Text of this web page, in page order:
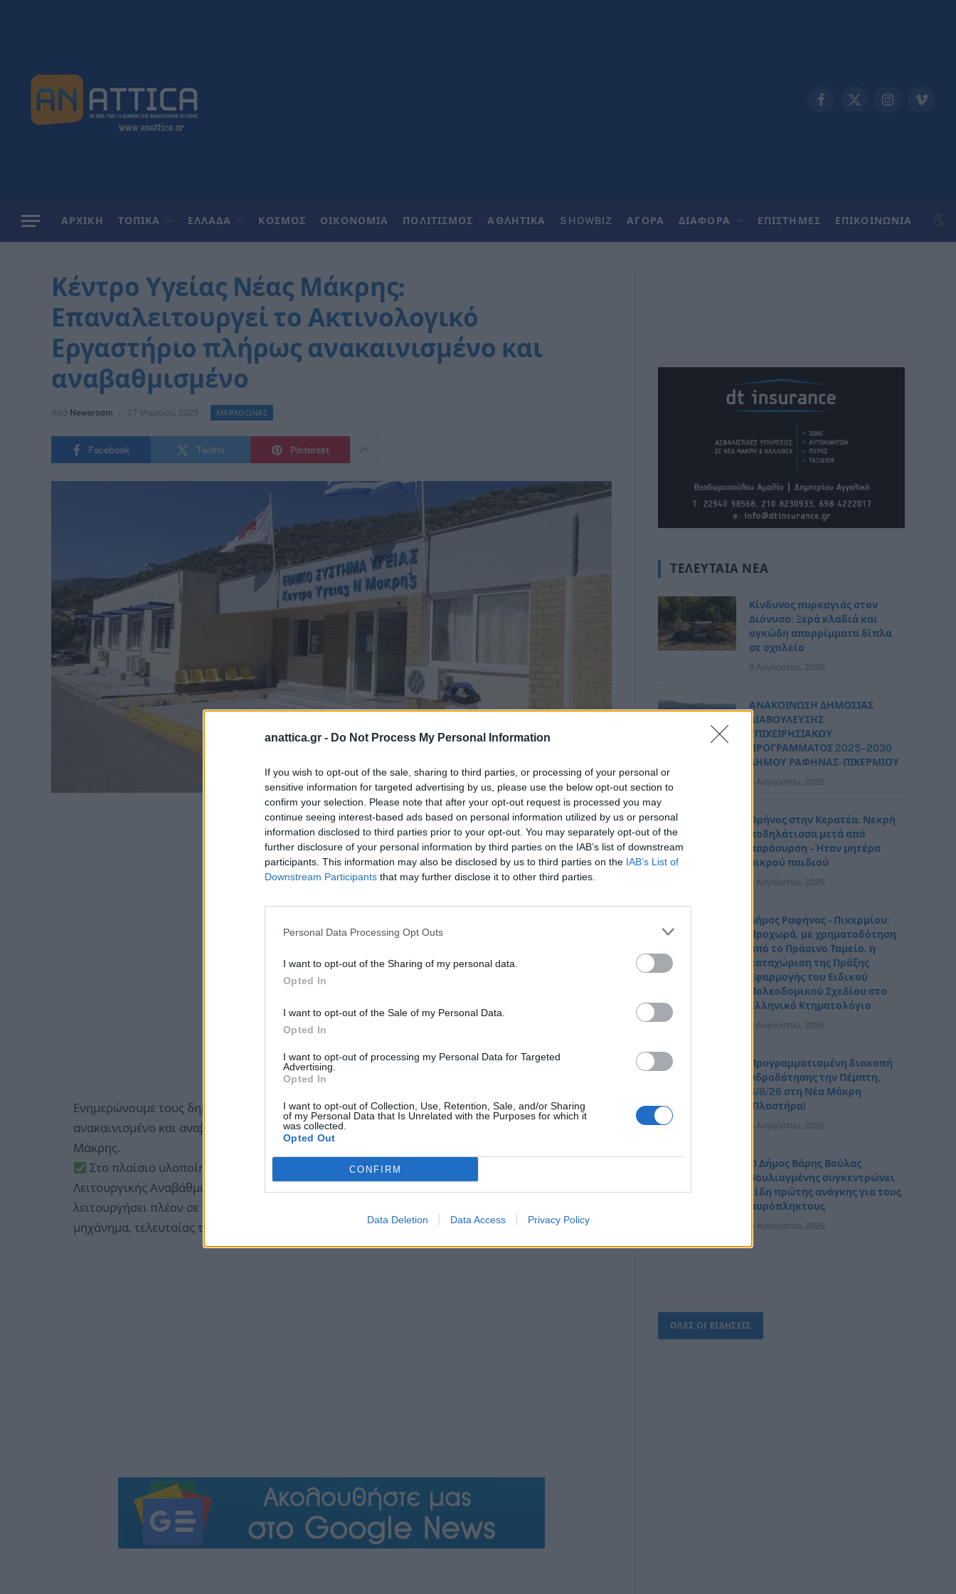
anattica.gr - Do Not Process My Personal Information
If you wish to opt-out of the sale, sharing to third parties, or processing of your personal or
sensitive information for targeted advertising by us, please use the below opt-out section to
confirm your selection. Please note that after your opt-out request is processed you may
continue seeing interest-based ads based on personal information utilized by us or personal
information disclosed to third parties prior to your opt-out. You may separately opt-out of the
further disclosure of your personal information by third parties on the IAB’s list of downstream
participants. This information may also be disclosed by us to third parties on the IAB’s List of
Downstream Participants that may further disclose it to other third parties.
Personal Data Processing Opt Outs
I want to opt-out of the Sharing of my personal data.
Opted In
I want to opt-out of the Sale of my Personal Data.
Opted In
I want to opt-out of processing my Personal Data for Targeted
Advertising.
Opted In
I want to opt-out of Collection, Use, Retention, Sale, and/or Sharing
of my Personal Data that Is Unrelated with the Purposes for which it
was collected.
Opted Out
CONFIRM
Data Deletion Data Access Privacy Policy
Facebook
X
InstagramVimeo
ΑΡΧΙΚΗ ΤΟΠΙΚΑ ΕΛΛΑΔΑ ΚΟΣΜΟΣ ΟΙΚΟΝΟΜΙΑ ΠΟΛΙΤΙΣΜΟΣ ΑΘΛΗΤΙΚΑ SHOWBIZ ΑΓΟΡΑ ΔΙΑΦΟΡΑ ΕΠΙΣΤΗΜΕΣ ΕΠΙΚΟΙΝΩΝΊΑ
Κέντρο Υγείας Νέας Μάκρης:
Επαναλειτουργεί το Ακτινολογικό
Εργαστήριο πλήρως ανακαινισμένο και
αναβαθμισμένο
Από Newsroom 27 Μαρτίου, 2025 ΜΑΡΑΘΩΝΑΣ
Facebook Twitter Pinterest
Ενημερώνουμε τους δημότες, ότι από 1ης Απριλίου 2025, επαναλειτουργεί, πλήρως
ανακαινισμένο και αναβαθμισμένο, το Ακτινολογικό Εργαστήριο του Κέντρου Υγείας Νέας
Μάκρης.
Στο πλαίσιο υλοποίησης και ολοκλήρωσης της 1ης φάσης της Ενεργειακής και
Λειτουργικής Αναβάθμισης και Ανακαίνισης του Κέντρου Υγείας, το εργαστήριο θα
λειτουργήσει πλέον σε νέο χώρο, και εξοπλισμένο με σύγχρονο ψηφιακό ακτινολογικό
μηχάνημα, τελευταίας τεχνολογίας.
ΤΕΛΕΥΤΑΊΑ ΝΈΑ
Κίνδυνος πυρκαγιάς στον
Διόνυσο: Ξερά κλαδιά και
ογκώδη απορρίμματα δίπλα
σε σχολείο
6 Αυγούστου, 2026
ΑΝΑΚΟΙΝΩΣΗ ΔΗΜΟΣΙΑΣ
ΔΙΑΒΟΥΛΕΥΣΗΣ
ΕΠΙΧΕΙΡΗΣΙΑΚΟΥ
ΠΡΟΓΡΑΜΜΑΤΟΣ 2025–2030
ΔΗΜΟΥ ΡΑΦΗΝΑΣ- ΠΙΚΕΡΜΙΟΥ
6 Αυγούστου, 2026
Θρήνος στην Κερατέα: Νεκρή
ποδηλάτισσα μετά από
παράσυρση – Ήταν μητέρα
μικρού παιδιού
6 Αυγούστου, 2026
Δήμος Ραφήνας – Πικερμίου:
Προχωρά, με χρηματοδότηση
από το Πράσινο Ταμείο, η
καταχώριση της Πράξης
Εφαρμογής του Ειδικού
Πολεοδομικού Σχεδίου στο
Ελληνικό Κτηματολόγιο
6 Αυγούστου, 2026
Προγραμματισμένη διακοπή
υδροδότησης την Πέμπτη,
6/8/26 στη Νέα Μάκρη
(Πλαστήρα)
6 Αυγούστου, 2026
Ο Δήμος Βάρης Βούλας
Βουλιαγμένης συγκεντρώνει
είδη πρώτης ανάγκης για τους
πυρόπληκτους
5 Αυγούστου, 2026
ΟΛΕΣ ΟΙ ΕΙΔΗΣΕΙΣ